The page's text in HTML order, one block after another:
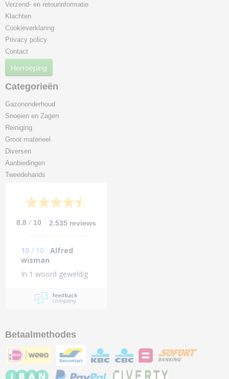
Verzend- en retourinformatie
Klachten
Cookieverklaring
Privacy policy
Contact
Herroeping
Categorieën
Gazononderhoud
Snoeien en Zagen
Reiniging
Groot materieel
Diversen
Aanbiedingen
Tweedehands
8.8 / 10 2.535 reviews
10 / 10
Alfred
wisman
In 1 woord geweldig
Betaalmethodes